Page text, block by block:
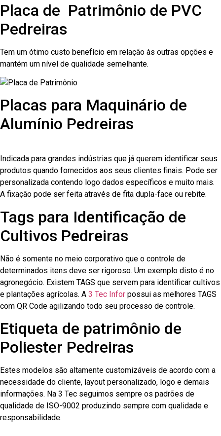
Placa de Patrimônio de PVC
Pedreiras
Tem um ótimo custo benefício em relação às outras opções e
mantém um nível de qualidade semelhante.
Placas para Maquinário de
Alumínio Pedreiras
Indicada para grandes indústrias que já querem identificar seus
produtos quando fornecidos aos seus clientes finais. Pode ser
personalizada contendo logo dados específicos e muito mais.
A fixação pode ser feita através de fita dupla-face ou rebite.
Tags para Identificação de
Cultivos Pedreiras
Não é somente no meio corporativo que o controle de
determinados itens deve ser rigoroso. Um exemplo disto é no
agronegócio. Existem TAGS que servem para identificar cultivos
e plantações agrícolas. A 3 Tec Infor possui as melhores TAGS
com QR Code agilizando todo seu processo de controle.
Etiqueta de patrimônio de
Poliester Pedreiras
Estes modelos são altamente customizáveis de acordo com a
necessidade do cliente, layout personalizado, logo e demais
informações. Na 3 Tec seguimos sempre os padrões de
qualidade de ISO-9002 produzindo sempre com qualidade e
responsabilidade.